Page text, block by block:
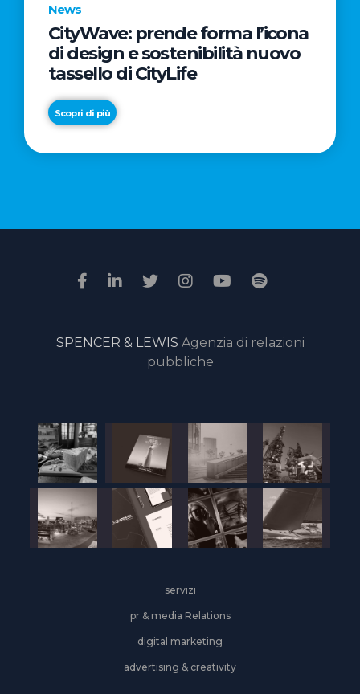
News
CityWave: prende forma l’icona
di design e sostenibilità nuovo
tassello di CityLife
Scopri di più
News
“Passione
il
della
giuria
online
SPENCER & LEWIS Agenzia di relazioni
pubbliche
servizi
pr & media Relations
digital marketing
advertising & creativity